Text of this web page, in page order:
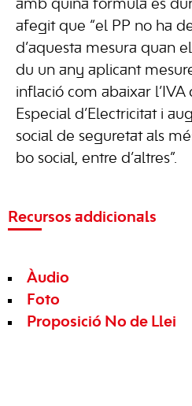
amb quina fórmula es
afegit que “el PP no ha
d’aquesta mesura quan
du un any aplicant
inflació com abaixar
Especial d’Electricitat i
social de seguretat als
bo social, entre d’altres”.
Recursos addicionals
Àudio
Foto
Proposició No de Llei